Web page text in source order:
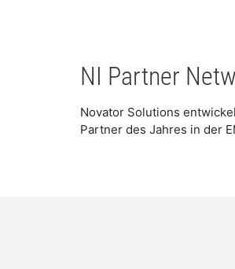
NI Partner
Novator Solutions
Partner des Jahres in der